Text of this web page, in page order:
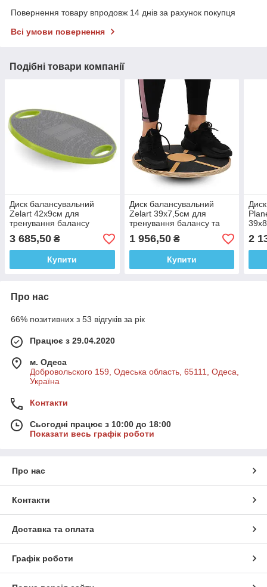
Повернення товару впродовж 14 днів за рахунок покупця
Всі умови повернення
Подібні товари компанії
Диск балансувальний
Zelart 42х9см для
тренування балансу
3 685,50 ₴
Купити
Диск балансувальний
Zelart 39х7,5см для
тренування балансу та
рівноваги
1 956,50₴
Купити
2
Про нас
66% позитивних з 53 відгуків за рік
Працює з 29.04.2020
м. Одеса
Добровольского 159, Одеська область, 65111, Одеса,
Україна
Контакти
Сьогодні працює з 10:00 до 18:00
Показати весь графік роботи
Про нас
Контакти
Доставка та оплата
Графік роботи